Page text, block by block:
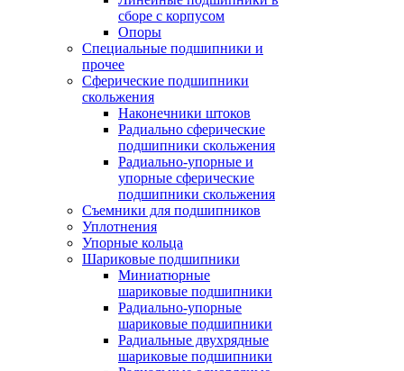
сборе с корпусом
Опоры
Специальные подшипники и
прочее
Сферические подшипники
скольжения
Наконечники штоков
Радиально сферические
подшипники скольжения
Радиально-упорные и
упорные сферические
подшипники скольжения
Съемники для подшипников
Уплотнения
Упорные кольца
Шариковые подшипники
Миниатюрные
шариковые подшипники
Радиально-упорные
шариковые подшипники
Радиальные двухрядные
шариковые подшипники